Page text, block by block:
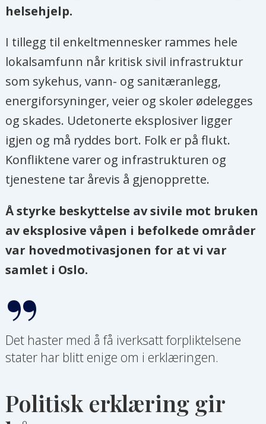
helsehjelp.
I tillegg til enkeltmennesker rammes hele
lokalsamfunn når kritisk sivil infrastruktur
som sykehus, vann- og sanitæranlegg,
energiforsyninger, veier og skoler ødelegges
og skades. Udetonerte eksplosiver ligger
igjen og må ryddes bort. Folk er på flukt.
Konfliktene varer og infrastrukturen og
tjenestene tar årevis å gjenopprette.
Å styrke beskyttelse av sivile mot bruken
av eksplosive våpen i befolkede områder
var hovedmotivasjonen for at vi var
samlet i Oslo.
Det haster med å få iverksatt forpliktelsene
stater har blitt enige om i erklæringen.
Politisk erklæring gir